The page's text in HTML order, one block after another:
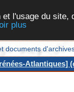
l'usage du
plus
documents
Atlantiques]